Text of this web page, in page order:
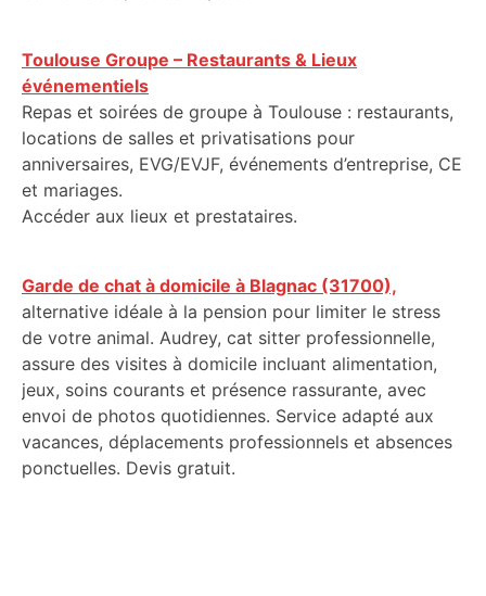
Toulouse Groupe – Restaurants & Lieux
événementiels
Repas et soirées de groupe à Toulouse : restaurants,
locations de salles et privatisations pour
anniversaires, EVG/EVJF, événements d’entreprise, CE
et mariages.
Accéder aux lieux et prestataires.
Garde de chat à domicile à Blagnac (31700),
alternative idéale à la pension pour limiter le stress
de votre animal. Audrey, cat sitter professionnelle,
assure des visites à domicile incluant alimentation,
jeux, soins courants et présence rassurante, avec
envoi de photos quotidiennes. Service adapté aux
vacances, déplacements professionnels et absences
ponctuelles. Devis gratuit.